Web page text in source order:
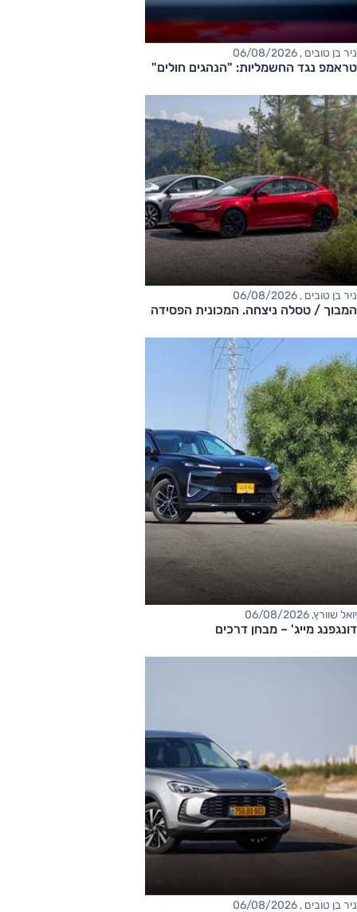
ניר בן טובים , 06/08/2026
טראמפ נגד החשמליות: "הנהגים חולים"
ניר בן טובים , 06/08/2026
המבוך / טסלה ניצחה. המכונית הפסידה
יואל שוורץ, 06/08/2026
דונגפנג מייג' – מבחן דרכים
ניר בן טובים , 06/08/2026